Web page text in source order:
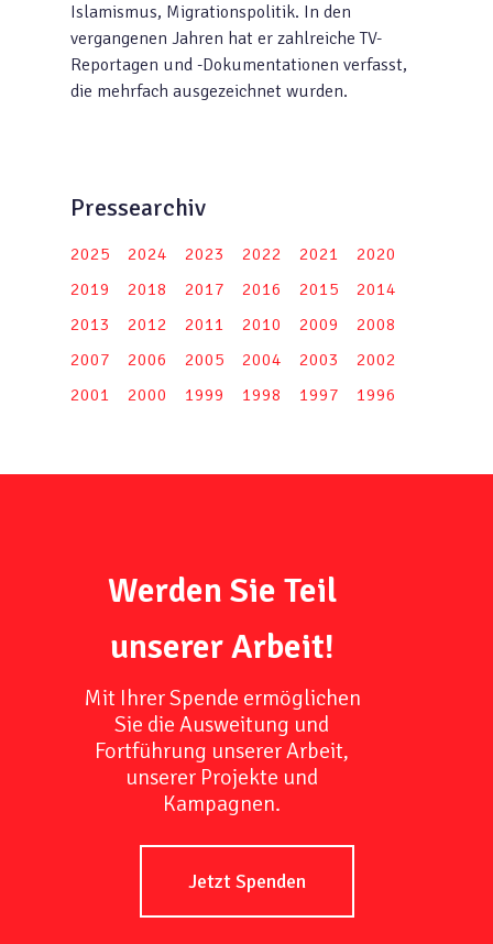
Islamismus, Migrationspolitik. In den
vergangenen Jahren hat er zahlreiche TV-
Reportagen und -Dokumentationen verfasst,
die mehrfach ausgezeichnet wurden.
Pressearchiv
2025 2024 2023 2022 2021
2020
2019
2018 2017 2016 2015
2014
2013
2012 2011 2010 2009
2008
2007
2006 2005 2004 2003
2002
2001
2000 1999 1998 1997 1996
Werden Sie Teil
unserer Arbeit!
Mit Ihrer Spende ermöglichen
Sie die Ausweitung und
Fortführung unserer Arbeit,
unserer Projekte und
Kampagnen.
Jetzt Spenden